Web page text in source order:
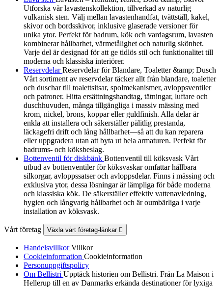
Utforska vår lavastenskollektion, tillverkad av naturlig
vulkanisk sten. Välj mellan lavastenhandfat, tvättställ, kakel,
skivor och bordsskivor, inklusive glaserade versioner för
unika ytor. Perfekt för badrum, kök och vardagsrum, lavasten
kombinerar hållbarhet, värmetålighet och naturlig skönhet.
Varje del är designad för att ge tidlös stil och funktionalitet till
moderna och klassiska interiörer.
ReservdelarReservdelar för Blandare, Toaletter &amp; Dusch
Vårt sortiment av reservdelar täcker allt från blandare, toaletter
och duschar till toalettsitsar, spolmekanismer, avloppsventiler
och patroner. Hitta ersättningshandtag, tätningar, luftare och
duschhuvuden, många tillgängliga i massiv mässing med
krom, nickel, brons, koppar eller guldfinish. Alla delar är
enkla att installera och säkerställer pålitlig prestanda,
läckagefri drift och lång hållbarhet—så att du kan reparera
eller uppgradera utan att byta ut hela armaturen. Perfekt för
badrums- och köksbeslag.
Bottenventil för diskbänk Bottenventil till köksvask Vårt
utbud av bottenventiler för köksvaskar omfattar hållbara
silkorgar, avloppssatser och avloppsdelar. Finns i mässing och
exklusiva ytor, dessa lösningar är lämpliga för både moderna
och klassiska kök. De säkerställer effektiv vattenavledning,
hygien och långvarig hållbarhet och är oumbärliga i varje
installation av köksvask.
Vårt företag Växla vårt företag-länkar 
HandelsvillkorVillkor
Cookieinformation Cookieinformation
Personuppgiftspolicy
Om Bellistri Upptäck historien om Bellistri. Från La Maison i
Hellerup till en av Danmarks erkända destinationer för lyxiga